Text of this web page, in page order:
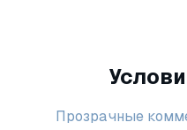
Прозрачные